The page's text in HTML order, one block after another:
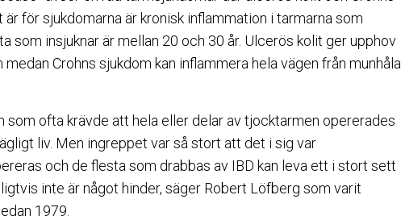
för sjukdomarna är kronisk inflammation i tarmarna som
som insjuknar är mellan 20 och 30 år. Ulcerös kolit ger upphov
Crohns sjukdom kan inflammera hela vägen från munhåla
som ofta krävde att hela eller delar av tjocktarmen opererades
liv. Men ingreppet var så stort att det i sig var
och de flesta som drabbas av IBD kan leva ett i stort sett
inte är något hinder, säger Robert Löfberg som varit
1979.